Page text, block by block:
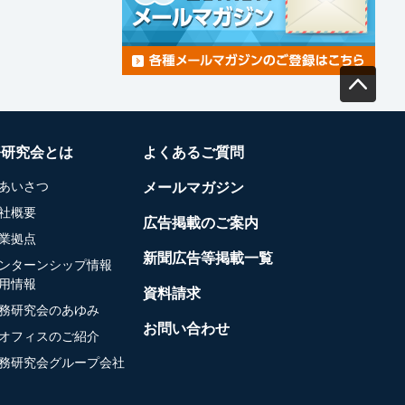
究会とは
いさつ
概要
拠点
ターンシップ情報
情報
研究会のあゆみ
フィスのご紹介
研究会グループ会社
よくあるご質問
メールマガジン
広告掲載のご案内
新聞広告等掲載一覧
資料請求
お問い合わせ